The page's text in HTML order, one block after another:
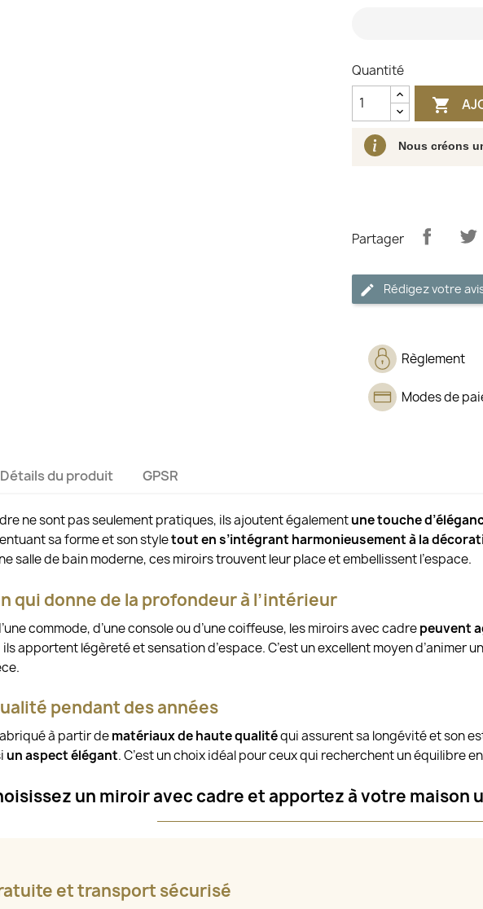
Quantité

Nous créons
Partager
Rédigez votre
Règlement
Modes de
Détails du produit GPSR
ne sont pas seulement pratiques, ils ajoutent égalementune touche
sa forme et son styletout en s’intégrant harmonieusement à la
salle de bain moderne, ces miroirs trouvent leur place et embellissent l’espace.
qui donne de la profondeur à l’intérieur
commode, d’une console ou d’une coiffeuse, les miroirs avec cadrepeuvent
apportent légèreté et sensation d’espace. C’est un excellent moyen d’animer
pendant des années
à partir dematériaux de haute qualitéqui assurent sa longévité et son
un aspect élégant. C’est un choix idéal pour ceux qui recherchent un équilibre
un miroir avec cadre et apportez à votre maison
et transport sécurisé